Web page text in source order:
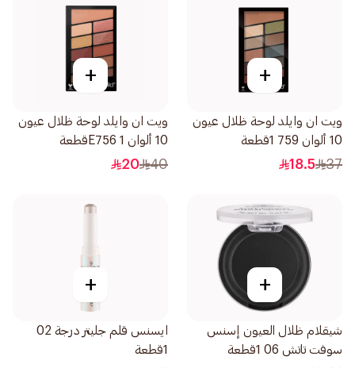
+
ويت ان وايلد لوحة ظلال عيون
10 ألوان 759 1قطعة
37
18.5
+
ويت ان وايلد لوحة ظلال عيون
10 ألوان E756 1قطعة
40
20
+
شيقلام ظلال العيون إسنس
سوفت تاتش 06 1قطعة
+
ايسنس قلم جليتر درجة 02
1قطعة